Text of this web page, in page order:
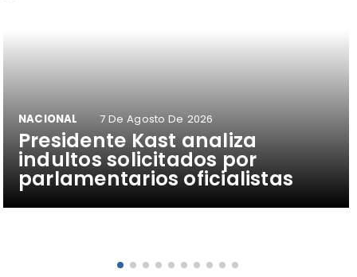
Presidente Kast analiza
indultos solicitados por
parlamentarios oficialistas
NACIONAL 7 De Agosto De 2026